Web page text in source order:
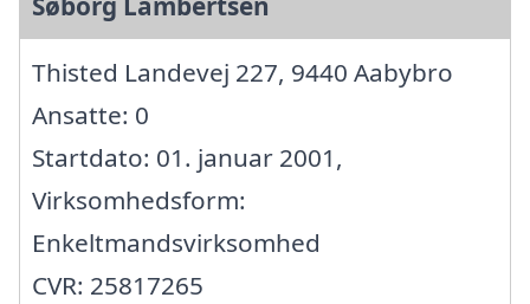
Thisted Landevej 227, 9440 Aabybro
Ansatte: 0
Startdato: 01. januar 2001,
Virksomhedsform:
Enkeltmandsvirksomhed
CVR: 25817265